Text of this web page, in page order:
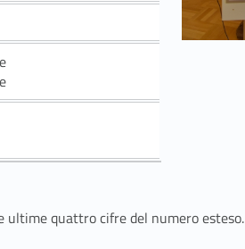
ultime quattro cifre del numero esteso.